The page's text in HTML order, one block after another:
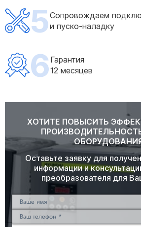
5Сопровождаем
и пуско-наладку
6 Гарантия
12 месяцев
ХОТИТЕ ПОВЫСИТЬ
Оставьте заявку для
информации и
преобразователя для